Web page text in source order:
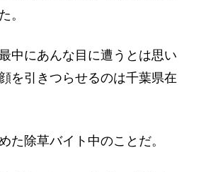
。
中にあんな目に遭うとは思い
を引きつらせるのは千葉県在
た除草バイト中のことだ。